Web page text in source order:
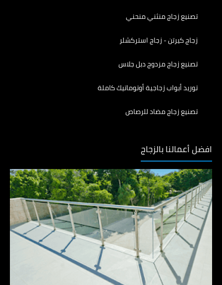
تصنيع زجاج منثني منحني
زجاج كيرتن - زجاج استركشلر
تصنيع زجاج مزدوج دبل جلاس
توريد أبواب زجاجية أوتوماتيك كاملة
تصنيع زجاج مضاد للرصاص
افضل أعمالنا بالزجاج